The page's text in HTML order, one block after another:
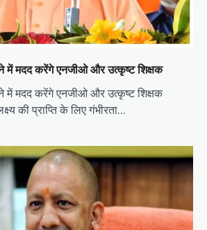
में मदद करेंगे एनजीओ और उत्कृष्ट शिक्षक
में मदद करेंगे एनजीओ और उत्कृष्ट शिक्षक
की प्राप्ति के लिए गंभीरता…